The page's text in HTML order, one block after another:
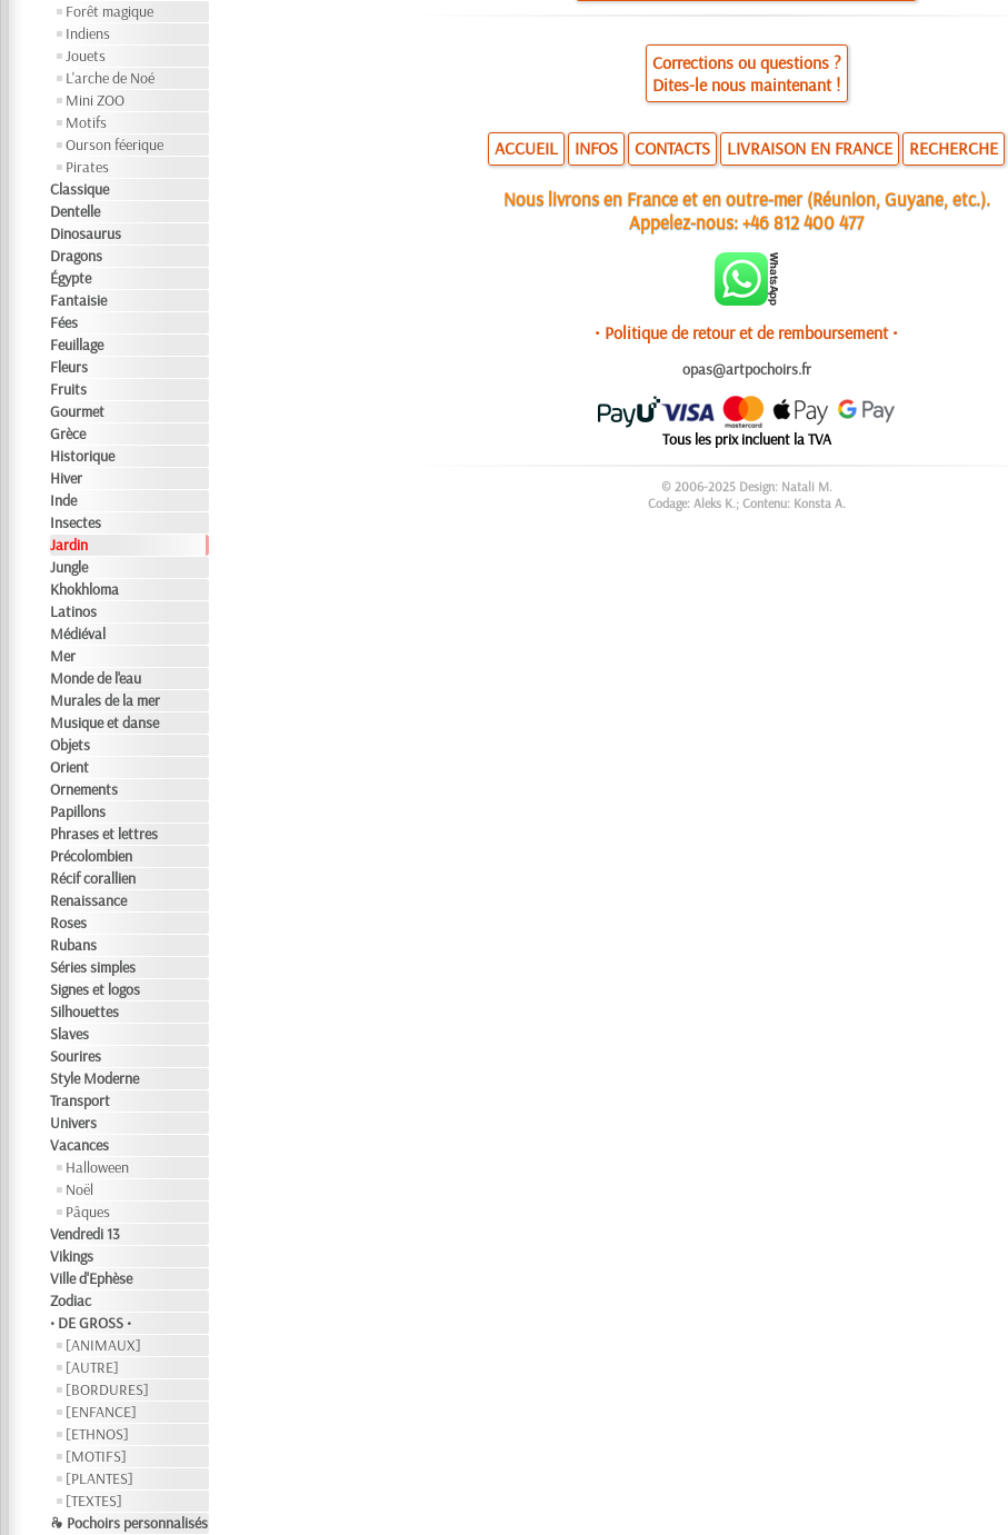
Forêt magique
Indiens
Jouets
L'arche de Noé
Mini ZOO
Motifs
Ourson féerique
Pirates
Classique
Dentelle
Dinosaurus
Dragons
Égypte
Fantaisie
Fées
Feuillage
Fleurs
Fruits
Gourmet
Grèce
Historique
Hiver
Inde
Insectes
Jardin
Jungle
Khokhloma
Latinos
Médiéval
Mer
Monde de l'eau
Murales de la mer
Musique et danse
Objets
Orient
Ornements
Papillons
Phrases et lettres
Précolombien
Récif corallien
Renaissance
Roses
Rubans
Séries simples
Signes et logos
Silhouettes
Slaves
Sourires
Style Moderne
Transport
Univers
Vacances
Halloween
Noël
Pâques
Vendredi 13
Vikings
Ville d'Ephèse
Zodiac
• DE GROSS •
[ANIMAUX]
[AUTRE]
[BORDURES]
[ENFANCE]
[ETHNOS]
[MOTIFS]
[PLANTES]
[TEXTES]
❧ Pochoirs personnalisés
Corrections ou questions ?
Dites-le nous maintenant !
ACCUEIL INFOS CONTACTS LIVRAISON EN FRANCE RECHERCHE
Nous livrons en France et en outre-mer (Réunion, Guyane, etc.).
Appelez-nous:+46 812 400 477
• Politique de retour et de remboursement •
opas@artpochoirs.fr
Tous les prix incluent la TVA
© 2006-2025 Design: Natali M.
Codage: Aleks K.; Contenu: Konsta A.